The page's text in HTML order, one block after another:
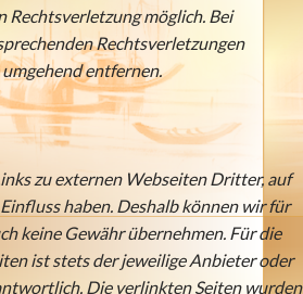
Rechtsverletzung möglich. Bei
Rechtsverletzungen
entfernen.
zu externen Webseiten Dritter, auf
haben. Deshalb können wir für
keine Gewähr übernehmen. Für die
ist stets der jeweilige Anbieter oder
Die verlinkten Seiten wurden